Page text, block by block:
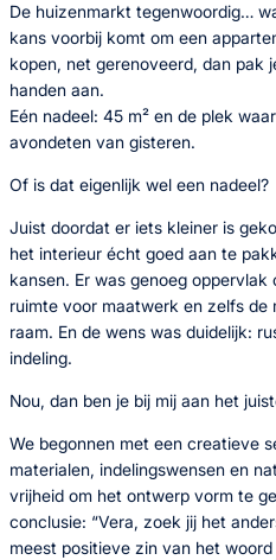
De huizenmarkt tegenwoordig…
kans voorbij komt om een
kopen, net gerenoveerd, dan pak
handen aan.
Eén nadeel: 45 m² en de plek
avondeten van gisteren.
Of is dat eigenlijk wel een nadeel?
Juist doordat er iets kleiner is
het interieur écht goed aan te
kansen. Er was genoeg
ruimte voor maatwerk en zelfs de
raam. En de wens was duidelijk:
indeling.
Nou, dan ben je bij mij aan het
We begonnen met een creatieve
materialen, indelingswensen en
vrijheid om het ontwerp vorm te
conclusie: “Vera, zoek jij het
meest positieve zin van het